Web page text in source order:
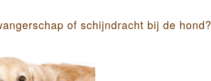
of schijndracht bij de hond?